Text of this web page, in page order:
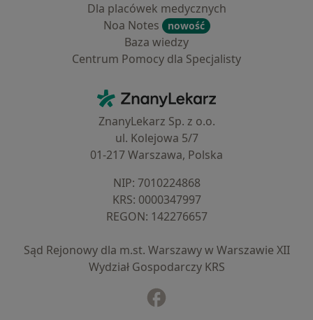
Dla placówek medycznych
Noa Notes
nowość
Baza wiedzy
Centrum Pomocy dla Specjalisty
ZnanyLekarz - Strona główna
ZnanyLekarz Sp. z o.o.
ul. Kolejowa 5/7
01-217 Warszawa, Polska
NIP: ⁠7010224868
KRS: ⁠0000347997
REGON: ⁠142276657
Sąd Rejonowy dla m.st. Warszawy w Warszawie XII
Wydział Gospodarczy KRS